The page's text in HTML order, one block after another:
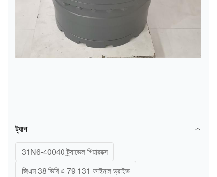
ট্যাগ
31N6-40040 ট্র্যাভেল গিয়ারবক্স
জিএম 38 ভিবি এ 79 131 ফাইনাল ড্রাইভ